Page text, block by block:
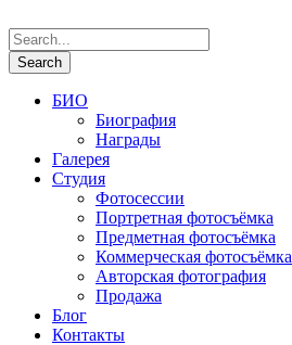
БИО
Биография
Награды
Галерея
Студия
Фотосессии
Портретная фотосъёмка
Предметная фотосъёмка
Коммерческая фотосъёмка
Авторская фотография
Продажа
Блог
Контакты